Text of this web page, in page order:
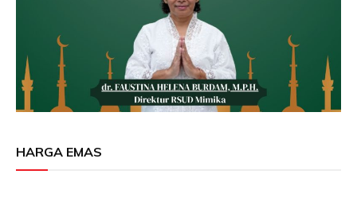
HARGA EMAS